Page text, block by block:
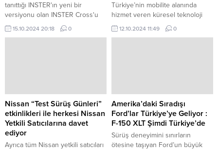
tanıttığı INSTER'ın yeni bir
versiyonu olan INSTER Cross'u
da gün yüzüne çıkardı.
15.10.2024 20:18 0
Türkiye’nin mobilite alanında
hizmet veren küresel teknoloji
markası Togg, T10X için eylül
ayında başlattığı özel finansman
12.10.2024 11:49 0
Nissan “Test Sürüş Günleri”
etkinlikleri ile herkesi Nissan
Yetkili Satıcılarına davet
ediyor
Ayrıca tüm Nissan yetkili satıcıları
Amerika’daki Sıradışı
Ford’lar Türkiye’ye Geliyor :
F-150 XLT Şimdi Türkiye’de
Sürüş deneyimini sınırların
ötesine taşıyan Ford’un büyük